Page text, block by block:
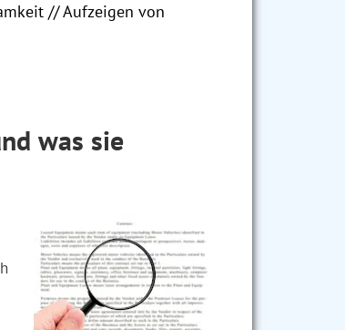
// Aufzeigen von
was sie